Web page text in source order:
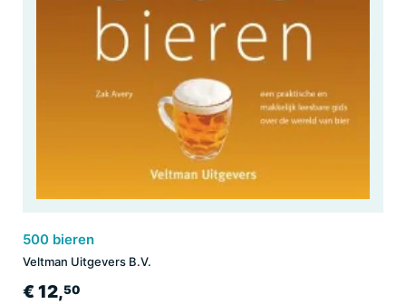
500 bieren
Veltman Uitgevers B.V.
€ 12,50